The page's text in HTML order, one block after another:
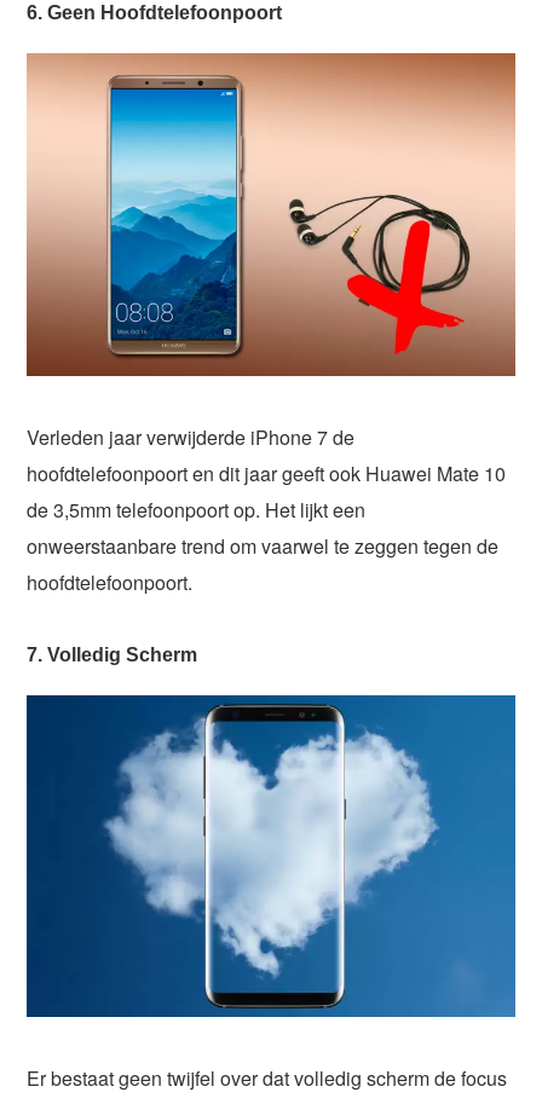
6. Geen Hoofdtelefoonpoort
Verleden jaar verwijderde iPhone 7 de
hoofdtelefoonpoort en dit jaar geeft ook Huawei Mate 10
de 3,5mm telefoonpoort op. Het lijkt een
onweerstaanbare trend om vaarwel te zeggen tegen de
hoofdtelefoonpoort.
7. Volledig Scherm
Er bestaat geen twijfel over dat volledig scherm de focus